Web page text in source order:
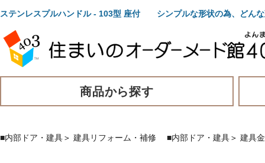
ステンレスプルハンドル - 103型 座付 シンプルな形状の為、どんな
商品から探す
■内部ドア・建具＞ 建具リフォーム・補修 ■内部ドア・建具＞ 建具